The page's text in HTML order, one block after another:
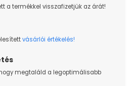
a termékkel visszafizetjük az árát!
vásárlói értékelés!
megtaláld a legoptimálisabb